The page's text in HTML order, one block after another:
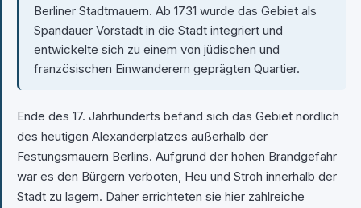
Berliner Stadtmauern. Ab 1731 wurde das Gebiet als
Spandauer Vorstadt in die Stadt integriert und
entwickelte sich zu einem von jüdischen und
französischen Einwanderern geprägten Quartier.
Ende des 17. Jahrhunderts befand sich das Gebiet nördlich
des heutigen Alexanderplatzes außerhalb der
Festungsmauern Berlins. Aufgrund der hohen Brandgefahr
war es den Bürgern verboten, Heu und Stroh innerhalb der
Stadt zu lagern. Daher errichteten sie hier zahlreiche